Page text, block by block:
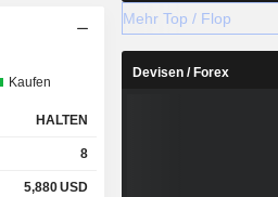
Kaufen
HALTEN
8
5,880USD
Mehr Top / Flop
Devisen / Forex